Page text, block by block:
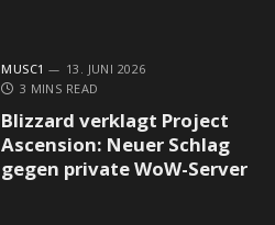
MUSC1
13. JUNI 2026
3 MINS READ
Blizzard verklagt Project
Ascension: Neuer Schlag
gegen private WoW-Server